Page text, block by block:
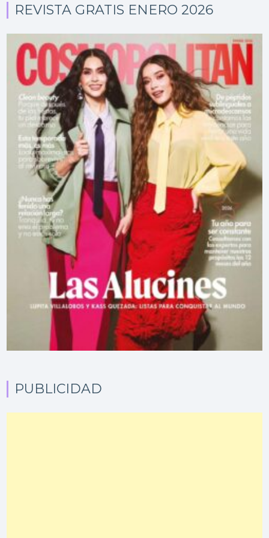
REVISTA GRATIS ENERO 2026
PUBLICIDAD